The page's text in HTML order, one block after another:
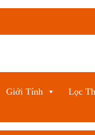
Giới Tính Lọc